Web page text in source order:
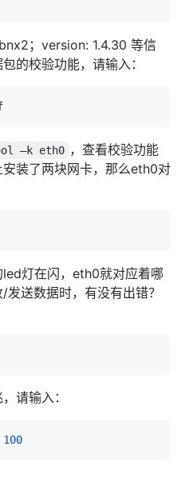
；version: 1.4.30 等信
的校验功能，请输入：
–k eth0 ，查看校验功能
装了两块网卡，那么eth0对
灯在闪，eth0就对应着哪
送数据时，有没有出错？
请输入：
100